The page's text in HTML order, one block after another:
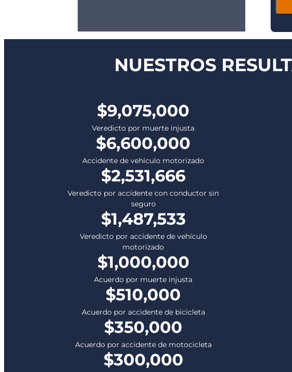
NUESTROS
$9,075,000
Veredicto por muerte injusta
$6,600,000
Accidente de vehículo motorizado
$2,531,666
Veredicto por accidente con conductor sin
seguro
$1,487,533
Veredicto por accidente de vehículo
motorizado
$1,000,000
Acuerdo por muerte injusta
$510,000
Acuerdo por accidente de bicicleta
$350,000
Acuerdo por accidente de motocicleta
$300,000